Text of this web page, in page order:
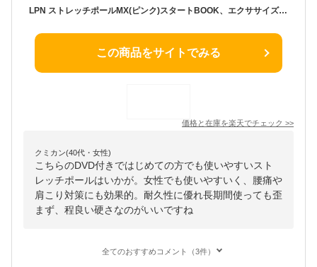
LPN ストレッチポールMX(ピンク)スタートBOOK、エクササイズDVD付き 1年保証
この商品をサイトでみる
価格と在庫を楽天でチェック >>
クミカン(40代・女性)
こちらのDVD付きではじめての方でも使いやすいスト
レッチポールはいかが。女性でも使いやすいく、腰痛や
肩こり対策にも効果的。耐久性に優れ長期間使っても歪
まず、程良い硬さなのがいいですね
全てのおすすめコメント（3件）